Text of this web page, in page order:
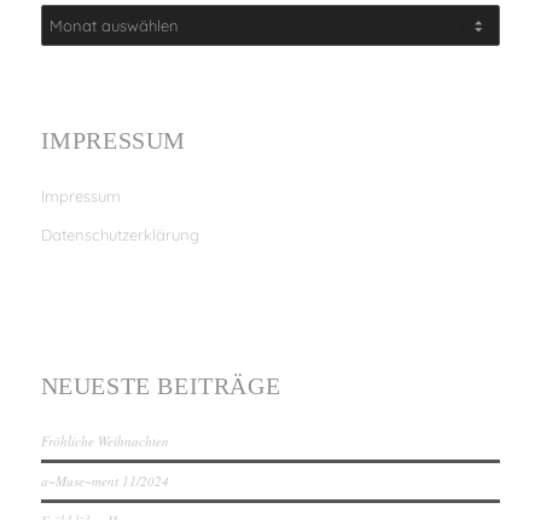
IMPRESSUM
Impressum
Datenschutzerklärung
NEUESTE BEITRÄGE
Fröhliche Weihnachten
a~Muse~ment 11/2024